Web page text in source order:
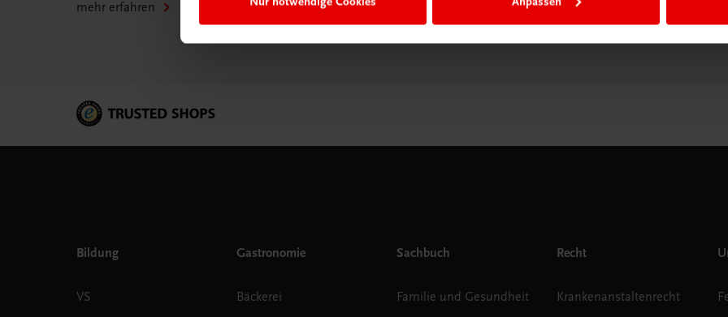
mehr erfahren
mehr erfahren
Bildung
VS
Gastronomie
Bäckerei
Sachbuch
Familie und Gesundheit
Recht
Krankenanstaltenrecht